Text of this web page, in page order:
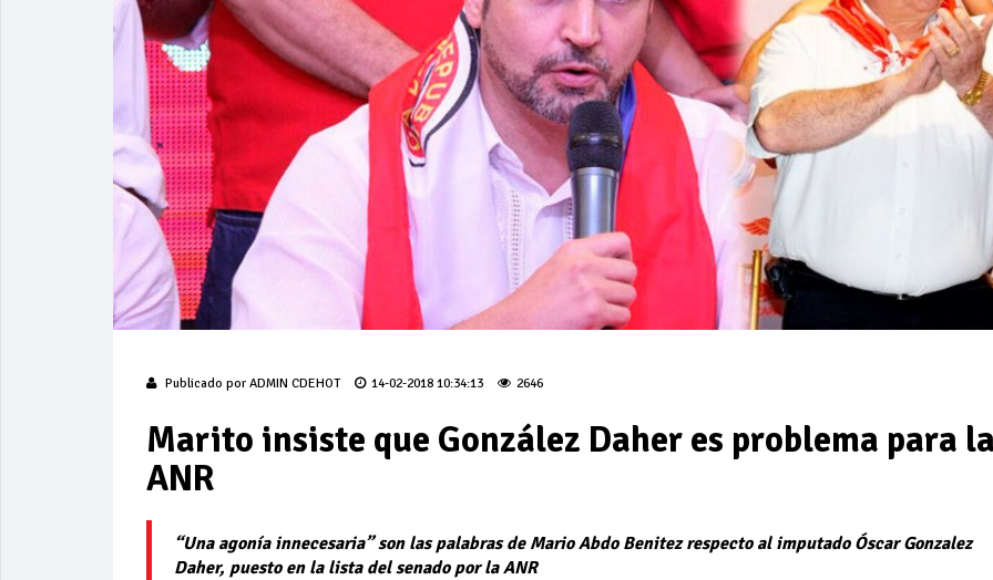
Publicado por ADMIN CDEHOT 14-02-2018 10:34:13 2646
Marito insiste que González Daher es problema para
ANR
“Una agonía innecesaria” son las palabras de Mario Abdo Benitez respecto al imputado Óscar Gonzalez
Daher, puesto en la lista del senado por la ANR